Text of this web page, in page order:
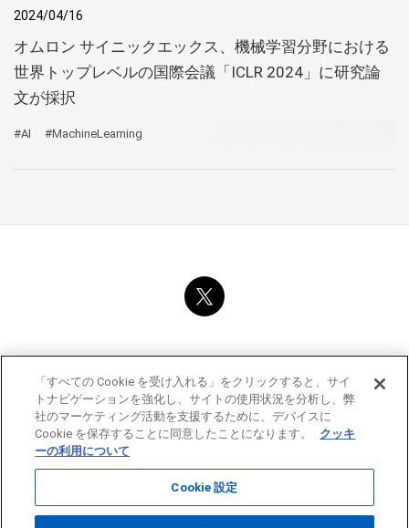
2024/04/16
オムロン サイニックエックス、機械学習分野における
世界トップレベルの国際会議「ICLR 2024」に研究論
文が採択
#AI #MachineLearning
Privacy Policy
Terms of Use
Cookie Policy
© OMRON SINIC X Corporation
「すべての Cookie を受け入れる」をクリックすると、サイ
トナビゲーションを強化し、サイトの使用状況を分析し、弊
社のマーケティング活動を支援するために、デバイスに
Cookie を保存することに同意したことになります。
クッキ
ーの利用について
Cookie 設定